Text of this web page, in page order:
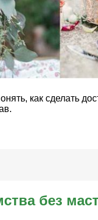
как сделать
без